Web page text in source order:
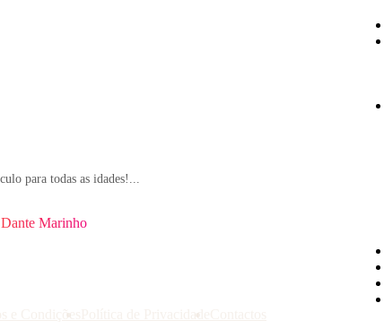
para todas as idades!...
Dante Marinho
e Condições Política de Privacidade